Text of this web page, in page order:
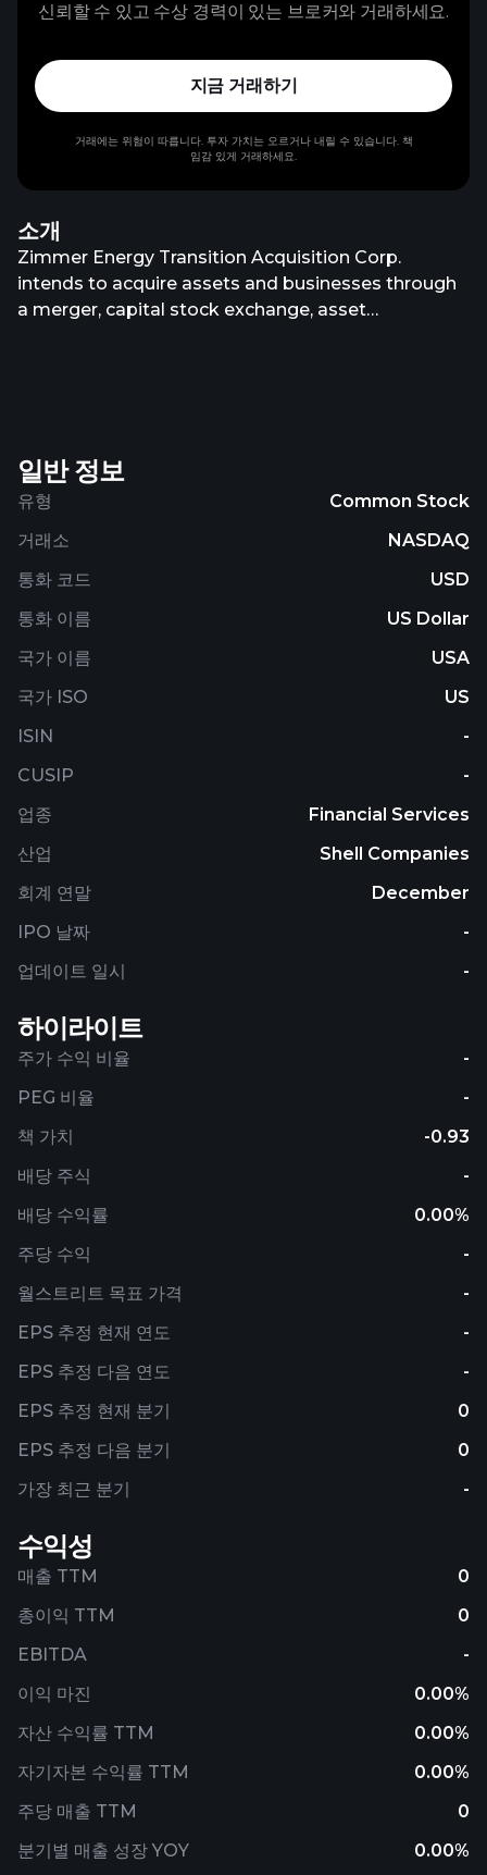
소개
Zimmer Energy Transition Acquisition Corp.
intends to acquire assets and businesses through
a merger, capital stock exchange, asset
electrical grid, zero-emission transportation,
zero/low-carbon industrial applications, and
incorporated in 2021 and is based in New York, New
York.
일반 정보
유형
Common Stock
거래소
NASDAQ
통화 코드
USD
통화 이름
US Dollar
국가 이름
USA
국가 ISO
US
ISIN
-
CUSIP
-
업종
Financial Services
산업
Shell Companies
회계 연말
December
IPO 날짜
-
업데이트 일시
-
하이라이트
주가 수익 비율
-
PEG 비율
-
책 가치
-0.93
배당 주식
-
배당 수익률
0.00%
주당 수익
-
월스트리트 목표 가격
-
EPS 추정 현재 연도
-
EPS 추정 다음 연도
-
EPS 추정 현재 분기
0
EPS 추정 다음 분기
0
가장 최근 분기
-
수익성
매출 TTM
0
총이익 TTM
0
EBITDA
-
이익 마진
0.00%
자산 수익률 TTM
0.00%
자기자본 수익률 TTM
0.00%
주당 매출 TTM
0
분기별 매출 성장 YOY
0.00%
신뢰할 수 있고 수상 경력이 있는 브로커와 거래하세요.
지금 거래하기
거래에는 위험이 따릅니다. 투자 가치는 오르거나 내릴 수 있습니다. 책
임감 있게 거래하세요.